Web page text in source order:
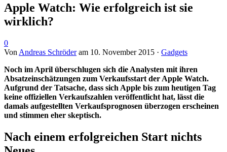
Apple Watch: Wie erfolgreich ist sie
wirklich?
0
Von Andreas Schröderam 10. November 2015 · Gadgets
Noch im April überschlugen sich die Analysten mit ihren
Absatzeinschätzungen zum Verkaufsstart der Apple Watch.
Aufgrund der Tatsache, dass sich Apple bis zum heutigen Tag
keine offiziellen Verkaufszahlen veröffentlicht hat, lässt die
damals aufgestellten Verkaufsprognosen überzogen erscheinen
und stimmen eher skeptisch.
Nach einem erfolgreichen Start nichts